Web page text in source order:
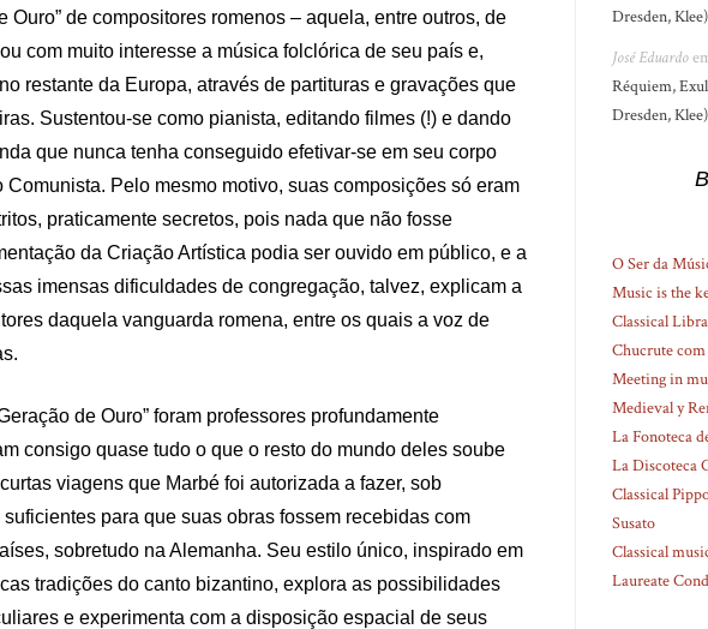
de compositores romenos – aquela, entre outros, de
com muito interesse a música folclórica de seu país e,
restante da Europa, através de partituras e gravações que
Sustentou-se como pianista, editando filmes (!) e dando
que nunca tenha conseguido efetivar-se em seu corpo
Pelo mesmo motivo, suas composições só eram
praticamente secretos, pois nada que não fosse
da Criação Artística podia ser ouvido em público, e a
imensas dificuldades de congregação, talvez, explicam a
daquela vanguarda romena, entre os quais a voz de
de Ouro” foram professores profundamente
consigo quase tudo o que o resto do mundo deles soube
viagens que Marbé foi autorizada a fazer, sob
para que suas obras fossem recebidas com
sobretudo na Alemanha. Seu estilo único, inspirado em
tradições do canto bizantino, explora as possibilidades
e experimenta com a disposição espacial de seus
Dresden, Klee)
José Eduardo
Réquiem,
Dresden, Klee)
O Ser da
Music is the
Classical
Chucrute
Meeting in
Medieval y
La Fonoteca
La Discoteca
Classical
Susato
Classical
Laureate